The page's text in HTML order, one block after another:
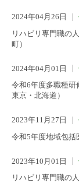
2024年04月26日
リハビリ専門職の
町）
2024年04月01日
令和6年度多職種研
東京・北海道）
2023年11月27日
令和5年度地域包括
2023年10月01日
リハビリ専門職の